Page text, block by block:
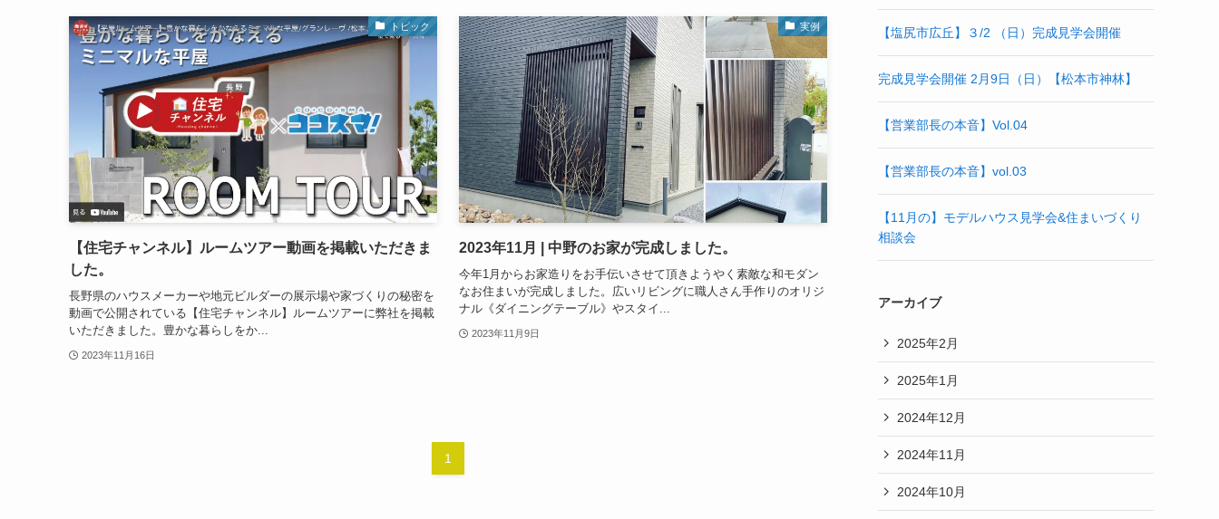
トピック
【住宅チャンネル】ルームツアー動画を掲載いただきま
した。
長野県のハウスメーカーや地元ビルダーの展示場や家づくりの秘密を
動画で公開されている【住宅チャンネル】ルームツアーに弊社を掲載
いただきました。豊かな暮らしをか...
2023年11月16日
実例
2023年11月 | 中野のお家が完成しました。
今年1月からお家造りをお手伝いさせて頂きようやく素敵な和モダン
なお住まいが完成しました。広いリビングに職人さん手作りのオリジ
ナル《ダイニングテーブル》やスタイ...
2023年11月9日
1
【塩尻市広丘】３/2 （日）完成見学会開催
完成見学会開催 2月9日（日）【松本市神林】
【営業部長の本音】Vol.04
【営業部長の本音】vol.03
【11月の】モデルハウス見学会&住まいづくり
相談会
アーカイブ
2025年2月
2025年1月
2024年12月
2024年11月
2024年10月